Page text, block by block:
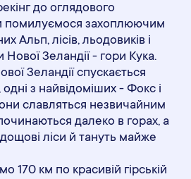
до оглядового
помилуємося захоплюючим
Альп, лісів, льодовиків і
Зеландії - гори Кука.
Зеландії спускається
одні з найвідоміших - Фокс і
славляться незвичайним
далеко в горах, а
ліси й тануть майже
170 км по красивій гірській